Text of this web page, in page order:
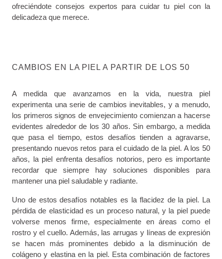
ofreciéndote consejos expertos para cuidar tu piel con la
delicadeza que merece.
CAMBIOS EN LA PIEL A PARTIR DE LOS 50
A medida que avanzamos en la vida, nuestra piel
experimenta una serie de cambios inevitables, y a menudo,
los primeros signos de envejecimiento comienzan a hacerse
evidentes alrededor de los 30 años. Sin embargo, a medida
que pasa el tiempo, estos desafíos tienden a agravarse,
presentando nuevos retos para el cuidado de la piel. A los 50
años, la piel enfrenta desafíos notorios, pero es importante
recordar que siempre hay soluciones disponibles para
mantener una piel saludable y radiante.
Uno de estos desafíos notables es la flacidez de la piel. La
pérdida de elasticidad es un proceso natural, y la piel puede
volverse menos firme, especialmente en áreas como el
rostro y el cuello. Además, las arrugas y líneas de expresión
se hacen más prominentes debido a la disminución de
colágeno y elastina en la piel. Esta combinación de factores